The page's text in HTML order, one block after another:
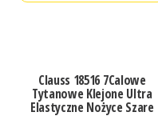
Clauss 18516 7Calowe
Tytanowe Klejone Ultra
Elastyczne Nożyce Szare